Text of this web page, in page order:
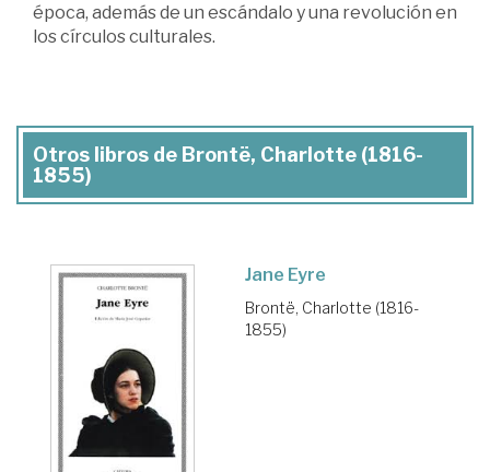
época, además de un escándalo y una revolución en
los círculos culturales.
Otros libros de Brontë, Charlotte (1816-
1855)
Jane Eyre
Brontë, Charlotte (1816-
1855)